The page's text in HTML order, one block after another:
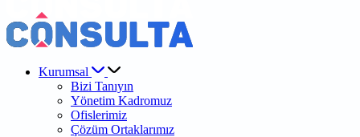
Kurumsal
Bizi Tanıyın
Yönetim Kadromuz
Ofislerimiz
Çözüm Ortaklarımız